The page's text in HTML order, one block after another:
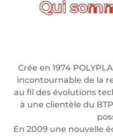
Crée en 1974
incontournable de la
au fil des évolutions
à une clientèle du
En 2009 une nouvelle